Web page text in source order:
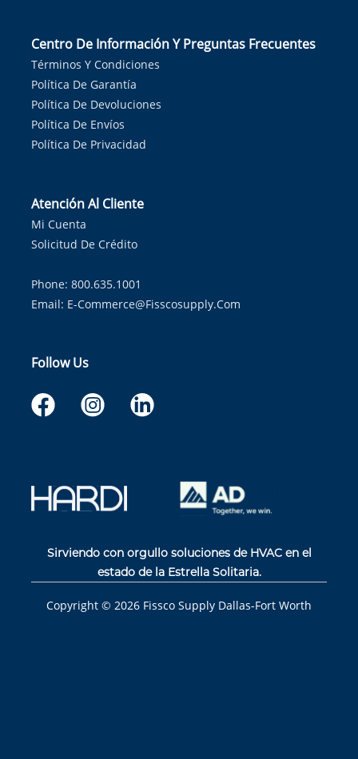
Centro De Información Y Preguntas Frecuentes
Términos Y Condiciones
Política De Garantía
Política De Devoluciones
Política De Envíos
Política De Privacidad
Atención Al Cliente
Mi Cuenta
Solicitud De Crédito
Phone: 800.635.1001
Email: E-Commerce@fisscosupply.com
Follow Us
Sirviendo con orgullo soluciones de HVAC en el
estado de la Estrella Solitaria.
Copyright © 2026 Fissco Supply Dallas-Fort Worth